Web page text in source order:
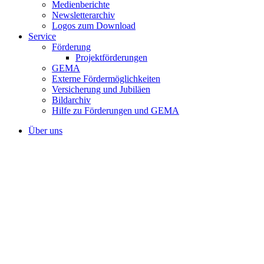
Medienberichte
Newsletterarchiv
Logos zum Download
Service
Förderung
Projektförderungen
GEMA
Externe Fördermöglichkeiten
Versicherung und Jubiläen
Bildarchiv
Hilfe zu Förderungen und GEMA
Über uns